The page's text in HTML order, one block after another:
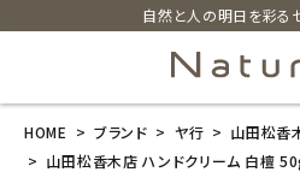
自然と人の明日を彩る
HOME ブランド ヤ行
山田松香
山田松香木店 ハンドクリーム 白檀